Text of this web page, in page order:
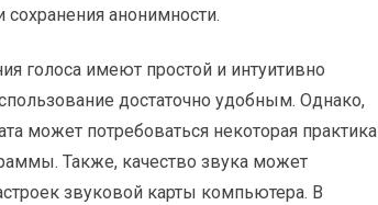
сохранения анонимности.
голоса имеют простой и интуитивно
достаточно удобным. Однако,
может потребоваться некоторая практика
Также, качество звука может
звуковой карты компьютера. В